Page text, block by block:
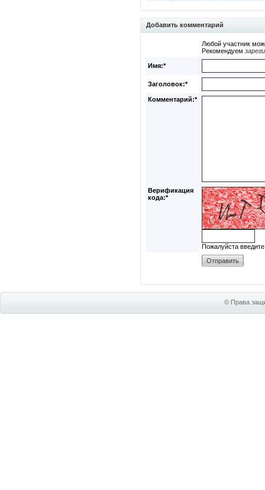
Добавить комментарий
Любой участник
Рекомендуем
Имя:*
Заголовок:*
Комментарий:*
Верификация
кода:*
Пожалуйста
© Права